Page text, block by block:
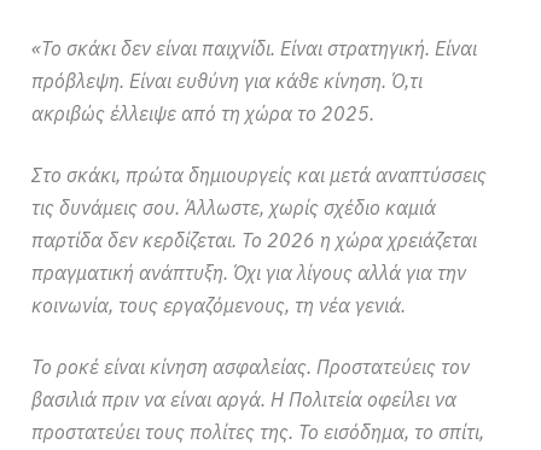
«Το σκάκι δεν είναι παιχνίδι. Είναι στρατηγική. Είναι
πρόβλεψη. Είναι ευθύνη για κάθε κίνηση. Ό,τι
ακριβώς έλλειψε από τη χώρα το 2025.
Στο σκάκι, πρώτα δημιουργείς και μετά αναπτύσσεις
τις δυνάμεις σου. Άλλωστε, χωρίς σχέδιο καμιά
παρτίδα δεν κερδίζεται. Το 2026 η χώρα χρειάζεται
πραγματική ανάπτυξη. Όχι για λίγους αλλά για την
κοινωνία, τους εργαζόμενους, τη νέα γενιά.
Το ροκέ είναι κίνηση ασφαλείας. Προστατεύεις τον
βασιλιά πριν να είναι αργά. Η Πολιτεία οφείλει να
προστατεύει τους πολίτες της. Το εισόδημα, το σπίτι,